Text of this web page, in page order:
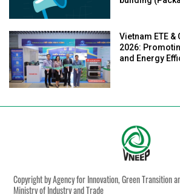
Vietnam ETE &
2026:
and Energy
Copyright by Agency for Innovation, Green Transition
Ministry of Industry and Trade